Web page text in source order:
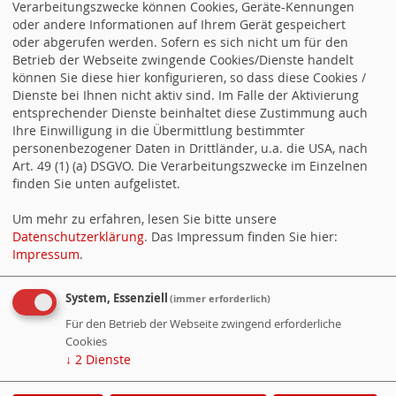
Suchen
WebSozis
Counter
Besucher:1312373
Heute:
199
Online:
2
WebSozis WebsoziCMS Cookie-Manager
Verarbeitungszwecke können Cookies, Geräte-Kennungen
oder andere Informationen auf Ihrem Gerät gespeichert
oder abgerufen werden. Sofern es sich nicht um für den
Betrieb der Webseite zwingende Cookies/Dienste handelt
können Sie diese hier konfigurieren, so dass diese Cookies /
Dienste bei Ihnen nicht aktiv sind. Im Falle der Aktivierung
entsprechender Dienste beinhaltet diese Zustimmung auch
Ihre Einwilligung in die Übermittlung bestimmter
personenbezogener Daten in Drittländer, u.a. die USA, nach
Art. 49 (1) (a) DSGVO. Die Verarbeitungszwecke im Einzelnen
finden Sie unten aufgelistet.
Um mehr zu erfahren, lesen Sie bitte unsere
Datenschutzerklärung. Das Impressum finden Sie hier:
Impressum.
System, Essenziell (immer erforderlich)
Für den Betrieb der Webseite zwingend erforderliche
Cookies
↓ 2 Dienste